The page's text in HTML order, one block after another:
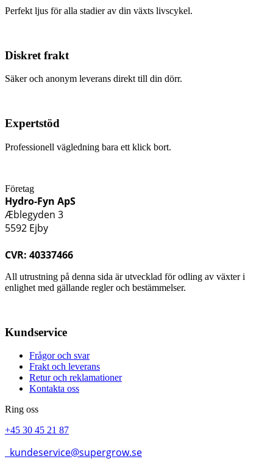
Perfekt ljus för alla stadier av din växts livscykel.
Diskret frakt
Säker och anonym leverans direkt till din dörr.
Expertstöd
Professionell vägledning bara ett klick bort.
Företag
Hydro-Fyn ApS
Æblegyden 3
5592 Ejby
CVR: 40337466
All utrustning på denna sida är utvecklad för odling av växter i
enlighet med gällande regler och bestämmelser.
Kundservice
Frågor och svar
Frakt och leverans
Retur och reklamationer
Kontakta oss
Ring oss
+45 30 45 21 87
kundeservice@supergrow.se